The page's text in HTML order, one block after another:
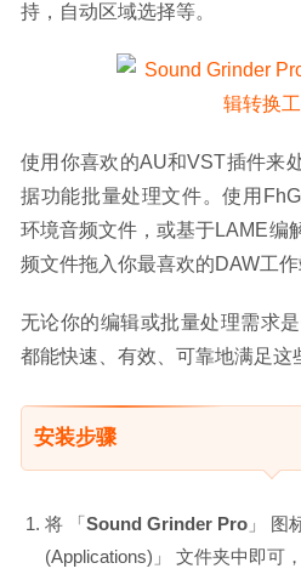
持，自动区域选择等。
使用你喜欢的AU和VST插件来
据功能批量处理文件。使用
环境音频文件，或基于LAME编
频文件拖入你最喜欢的DAW工作
无论你的编辑或批量处理需求
都能快速、有效、可靠地满足这
安装步骤
将 「Sound Grinder Pro 」 图
(Applications)」 文件夹中即可